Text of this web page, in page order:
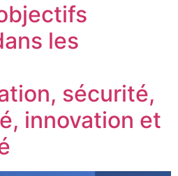
les
sécurité,
innovation et